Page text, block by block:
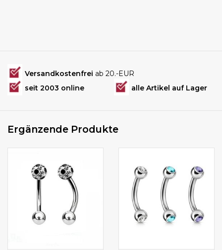
Versandkostenfrei ab 20.-EUR
seit 2003 online
alle Artikel auf Lager
Ergänzende Produkte